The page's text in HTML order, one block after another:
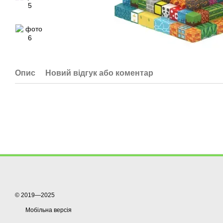
Опис Новий відгук або коментар
© 2019—2025
Мобільна версія